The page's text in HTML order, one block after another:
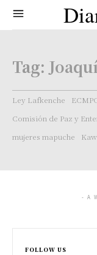
Tag:
Ley Lafkenche
Comisión de Paz y
mujeres mapuche
- A
FOLLOW US